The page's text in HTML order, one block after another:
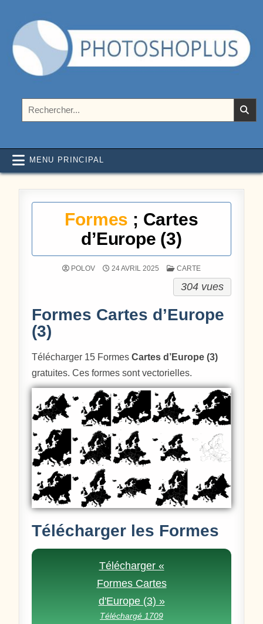
Photoshoplus
MENU PRINCIPAL
Formes ; Cartes
d’Europe (3)
POLOV 24 AVRIL 2025 POSTÉ DANS
CARTE
304 vues
Formes Cartes d’Europe
(3)
Télécharger 15 FormesCartes d’Europe (3)
gratuites. Ces formes sont vectorielles.
Télécharger les Formes
Télécharger «
Formes Cartes
d'Europe (3) »
Téléchargé 1709